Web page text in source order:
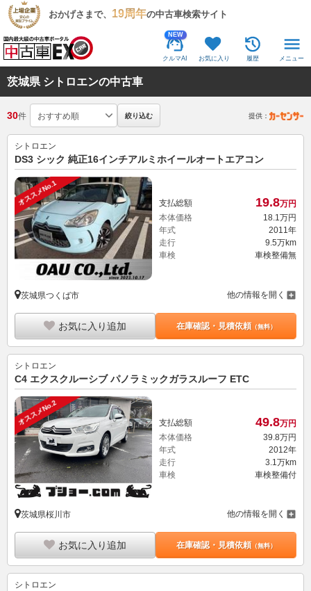
おかげさまで、 19周年の中古車検索サイト
NEW
クルマAI お気に入り 履歴 メニュー
茨城県 シトロエンの中古車
30件 絞り込む 提供：
シトロエン
DS3 シック 純正16インチアルミホイールオートエアコン
オススメNo.1 支払総額 19.8万円
本体価格
18.1万円
年式
2011年
走行
9.5万km
車検
車検整備無
茨城県つくば市 他の情報を開く
お気に入り追加 在庫確認・見積依頼（無料）
シトロエン
C4 エクスクルーシブ パノラミックガラスルーフ ETC
オススメNo.2 支払総額 49.8万円
本体価格
39. 8万円
年式
2012年
走行
3.1万km
車検
車検整備付
茨城県桜川市 他の情報を開く
お気に入り追加 在庫確認・見積依頼（無料）
シトロエン